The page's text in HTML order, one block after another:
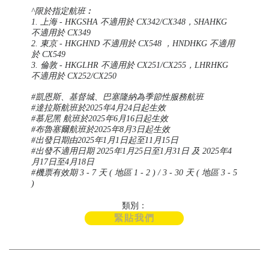
^限於指定航班︰
1. 上海 - HKGSHA 不適用於 CX342/CX348，SHAHKG
不適用於 CX349
2. 東京 - HKGHND 不適用於CX548 ，HNDHKG 不適用
於CX549
3. 倫敦 - HKGLHR 不適用於 CX251/CX255，LHRHKG
不適用於 CX252/CX250
#凱恩斯、基督城、巴塞隆納為季節性服務航班
#達拉斯航班於2025年4月24日起生效
#慕尼黑 航班於2025年6月16日起生效
#布魯塞爾航班於2025年8月3日起生效
#出發日期由2025年1月1日起至11月15日
#出發不適用日期 2025年1月25日至1月31日 及 2025年4
月17日至4月18日
#機票有效期 3 - 7 天 ( 地區 1 - 2 ) / 3 - 30 天 ( 地區 3 - 5
)
類別：
緊貼我們